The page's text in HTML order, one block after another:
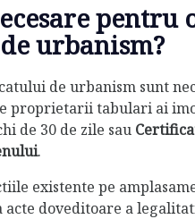
pentru
urbanism?
de urbanism sunt
proprietarii tabulari ai
de 30 de zile sau
.
existente pe
acte doveditoare a